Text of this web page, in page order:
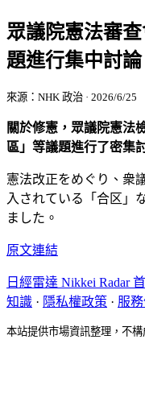
眾議院憲法審
題進行集中討論
來源：NHK 政治 · 2026/6/25
關於修憲，眾議院憲法
區」等議題進行了密集
憲法改正をめぐり、衆
入されている「合区」
ました。
原文連結
日經雷達 Nikkei Radar
知識 · 隱私權政策 · 服
本站提供市場資訊整理，不